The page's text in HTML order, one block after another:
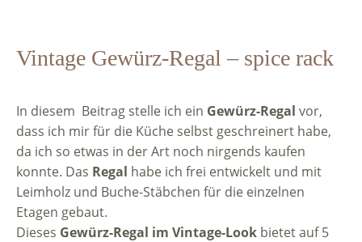
Vintage Gewürz-Regal – spice rack
In diesem Beitrag stelle ich ein Gewürz-Regal vor,
dass ich mir für die Küche selbst geschreinert habe,
da ich so etwas in der Art noch nirgends kaufen
konnte. Das Regal habe ich frei entwickelt und mit
Leimholz und Buche-Stäbchen für die einzelnen
Etagen gebaut.
Dieses Gewürz-Regal im Vintage-Look bietet auf 5